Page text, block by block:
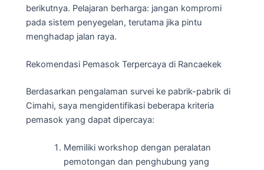
berikutnya. Pelajaran berharga: jangan kompromi
pada sistem penyegelan, terutama jika pintu
menghadap jalan raya.
Rekomendasi Pemasok Terpercaya di Rancaekek
Berdasarkan pengalaman survei ke pabrik-pabrik di
Cimahi, saya mengidentifikasi beberapa kriteria
pemasok yang dapat dipercaya:
Memiliki workshop dengan peralatan
pemotongan dan penghubung yang